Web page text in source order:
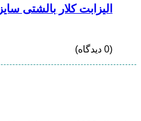
الیزابت کلار بالشتی سایز 2
(0 دیدگاه)